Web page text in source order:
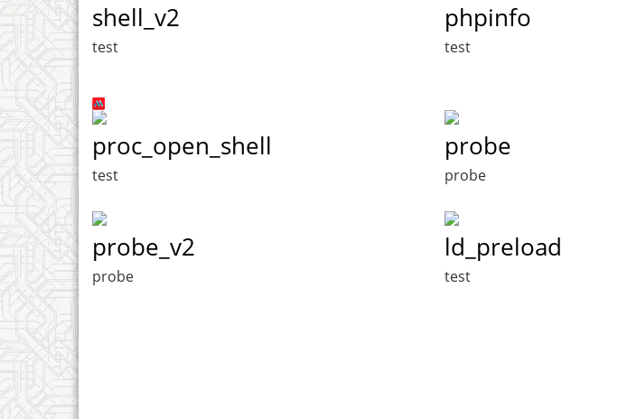
shell_v2
test
phpinfo
test
proc_open_shell
test
probe
probe
probe_v2
probe
ld_preload
test